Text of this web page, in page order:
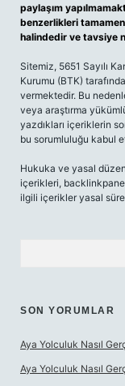
paylaşım
benzerlikleri
halindedir ve tavsiye
Sitemiz, 5651 Sayılı
Kurumu (BTK)
vermektedir. Bu
veya araştırma
yazdıkları içeriklerin
bu sorumluluğu kabul
Hukuka ve yasal
içerikleri,
ilgili içerikler yasal
SON YORUMLAR
Aya Yolculuk Nasıl
Aya Yolculuk Nasıl